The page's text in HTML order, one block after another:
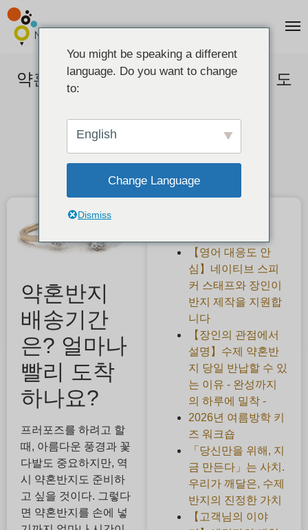
약혼반지 배송기간은? 얼마나 빨리 도
약혼반지
배송기간
은? 얼마나
빨리 도착
하나요?
프러포즈를 하려고 할
때, 아름다운 풍경과 꽃
다발도 중요하지만, 역
시 약혼반지도 준비하
고 싶을 것이다. 그렇다
면 약혼반지를 손에 넣
【영어 대응도 안
심】네이티브 스피
커 스태프와 장인이
반지 제작을 지원합
니다
【장인의 관점에서
설명】수제 약혼반
지 당일 반납할 수 있
는 이유 - 완성까지
의 하루에 밀착 -
2026년 여름방학 키
즈 워크숍
「당신만을 위해, 지
금 만든다」는 사치.
우리가 깨달은, 수제
반지의 진정한 가치
【고객님의 이야
You might be speaking a different
language. Do you want to change
to:
English
Change Language
Dismiss